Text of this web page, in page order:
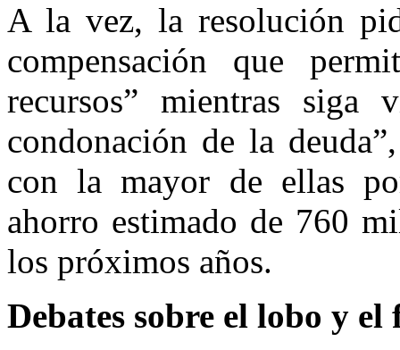
A la vez, la resolución
compensación que
recursos” mientras
condonación de la
con la mayor de ellas
ahorro estimado de 760
los próximos años.
Debates sobre el lobo y